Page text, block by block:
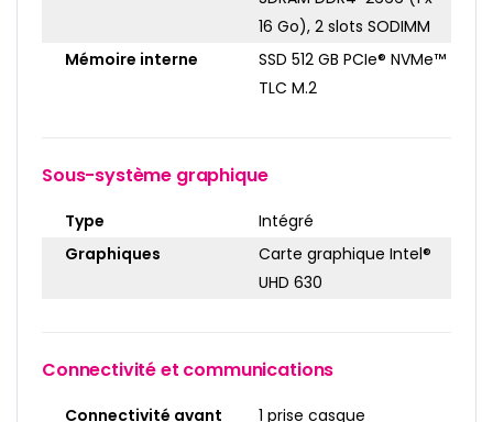
16 Go), 2 slots SODIMM
Mémoire interne
SSD 512 GB PCIe® NVMe™
TLC M.2
Sous-système graphique
Type
Intégré
Graphiques
Carte graphique Intel®
UHD 630
Connectivité et communications
Connectivité avant 1 prise casque